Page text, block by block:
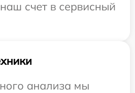
счет в сервисный
анализа мы